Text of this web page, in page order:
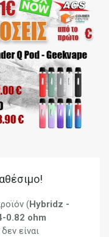
(Hybridz -
0.82 ohm
είναι